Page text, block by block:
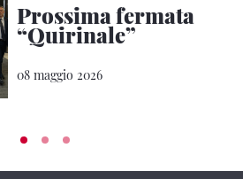
Prossima fermata
“Quirinale”
08 maggio 2026